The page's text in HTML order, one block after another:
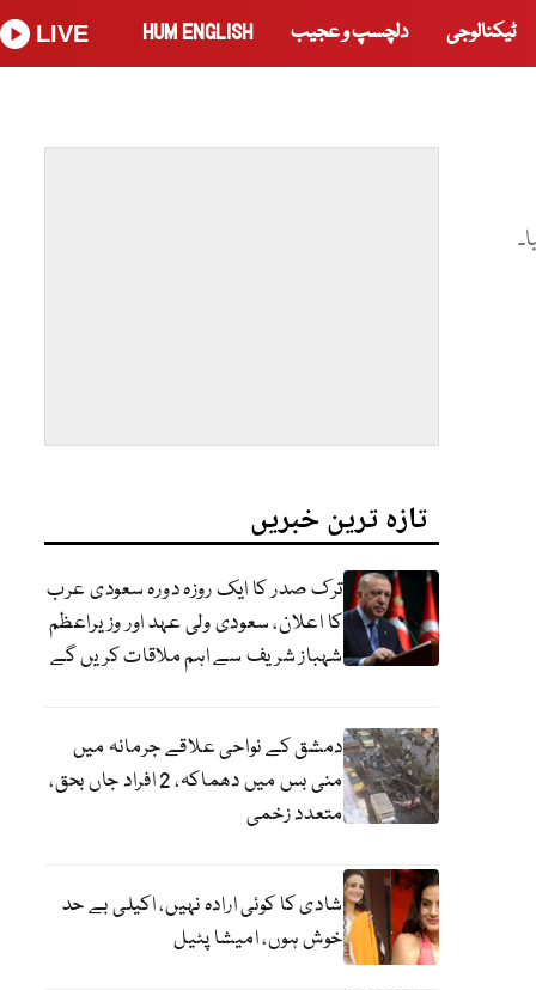
ٹیکنالوجی دلچسپ و عجیب HUM ENGLISH
LIVE
تازہ ترین خبریں
ترک صدر کا ایک روزہ دورہ سعودی عرب
کا اعلان، سعودی ولی عہد اور وزیراعظم
شہباز شریف سے اہم ملاقات کریں گے
دمشق کے نواحی علاقے جرمانہ میں
منی بس میں دھماکہ، 2 افراد جاں بحق،
متعدد زخمی
شادی کا کوئی ارادہ نہیں، اکیلی بے حد
خوش ہوں، امیشا پٹیل